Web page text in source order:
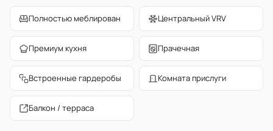
Полностью меблирован Центральный VRV
Премиум кухня Прачечная
Встроенные гардеробы Комната прислуги
Балкон / терраса